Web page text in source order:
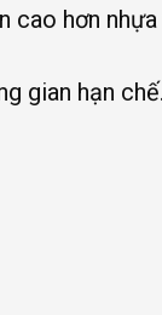
cao hơn
gian hạn chế.